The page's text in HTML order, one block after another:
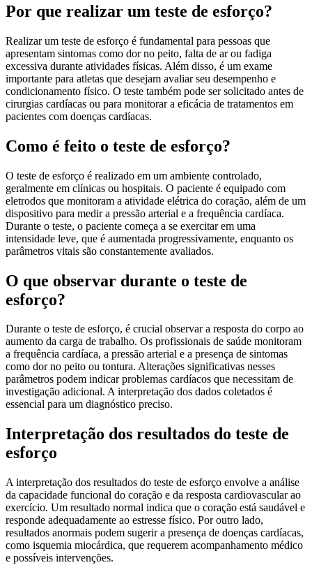
Por que realizar um teste de esforço?
Realizar um teste de esforço é fundamental para pessoas que
apresentam sintomas como dor no peito, falta de ar ou fadiga
excessiva durante atividades físicas. Além disso, é um exame
importante para atletas que desejam avaliar seu desempenho e
condicionamento físico. O teste também pode ser solicitado antes de
cirurgias cardíacas ou para monitorar a eficácia de tratamentos em
pacientes com doenças cardíacas.
Como é feito o teste de esforço?
O teste de esforço é realizado em um ambiente controlado,
geralmente em clínicas ou hospitais. O paciente é equipado com
eletrodos que monitoram a atividade elétrica do coração, além de um
dispositivo para medir a pressão arterial e a frequência cardíaca.
Durante o teste, o paciente começa a se exercitar em uma
intensidade leve, que é aumentada progressivamente, enquanto os
parâmetros vitais são constantemente avaliados.
O que observar durante o teste de
esforço?
Durante o teste de esforço, é crucial observar a resposta do corpo ao
aumento da carga de trabalho. Os profissionais de saúde monitoram
a frequência cardíaca, a pressão arterial e a presença de sintomas
como dor no peito ou tontura. Alterações significativas nesses
parâmetros podem indicar problemas cardíacos que necessitam de
investigação adicional. A interpretação dos dados coletados é
essencial para um diagnóstico preciso.
Interpretação dos resultados do teste de
esforço
A interpretação dos resultados do teste de esforço envolve a análise
da capacidade funcional do coração e da resposta cardiovascular ao
exercício. Um resultado normal indica que o coração está saudável e
responde adequadamente ao estresse físico. Por outro lado,
resultados anormais podem sugerir a presença de doenças cardíacas,
como isquemia miocárdica, que requerem acompanhamento médico
e possíveis intervenções.